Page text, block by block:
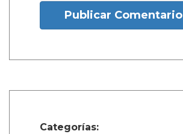
Publicar Comentario
Categorías: